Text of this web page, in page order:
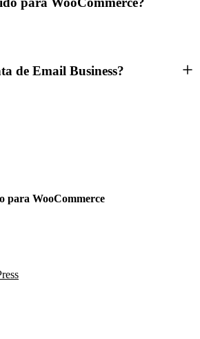
de Email Business?
para WooCommerce